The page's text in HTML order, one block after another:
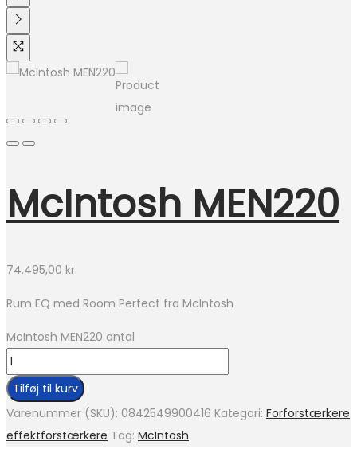
McIntosh MEN220
74.495,00 kr.
Rum EQ med Room Perfect fra McIntosh
McIntosh MEN220 antal
Tilføj til kurv
Varenummer (SKU): 0842549900416 Kategori: Forforstærkere
effektforstærkere Tag: McIntosh